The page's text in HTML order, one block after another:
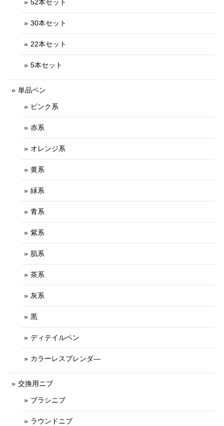
52本セット
30本セット
22本セット
5本セット
単品ペン
ピンク系
赤系
オレンジ系
黄系
緑系
青系
紫系
肌系
茶系
灰系
黒
ディテイルペン
カラーレスブレンダ―
交換用ニブ
ブラシニブ
ラウンドニブ